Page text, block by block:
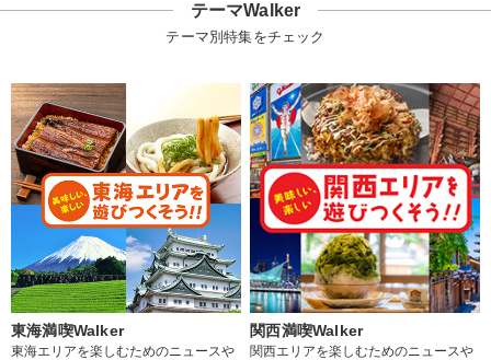
テーマWalker
テーマ別特集をチェック
東海満喫Walker
東海エリアを楽しむためのニュースや
関西満喫Walker
関西エリアを楽しむためのニュースや